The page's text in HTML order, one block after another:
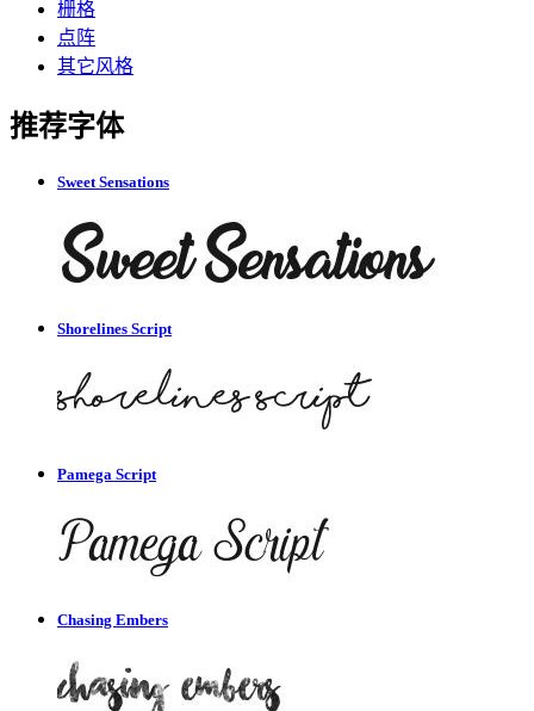
栅格
点阵
其它风格
推荐字体
Sweet Sensations
Shorelines Script
Pamega Script
Chasing Embers